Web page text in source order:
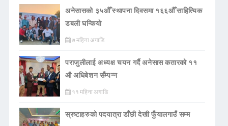
अनेसासको ३५औँ स्थापना दिवसमा १६६औँ साहित्यिक
डबली घन्कियाे
७ महिना अगाडि
पराजुलीलाई अध्यक्ष चयन गर्दै अनेसास कतारको ११
औ अधिबेशन सँम्पन्न
११ महिना अगाडि
स्रष्टाहरुको पदयात्रा डाँछी देखी फुँयालगाउँ सम्म